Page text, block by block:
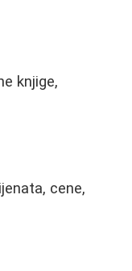
knjige,
cene,